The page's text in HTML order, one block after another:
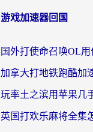
游戏加速器回国